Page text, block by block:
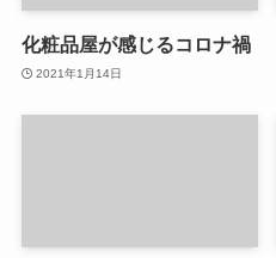
化粧品屋が感じるコロナ禍
2021年1月14日